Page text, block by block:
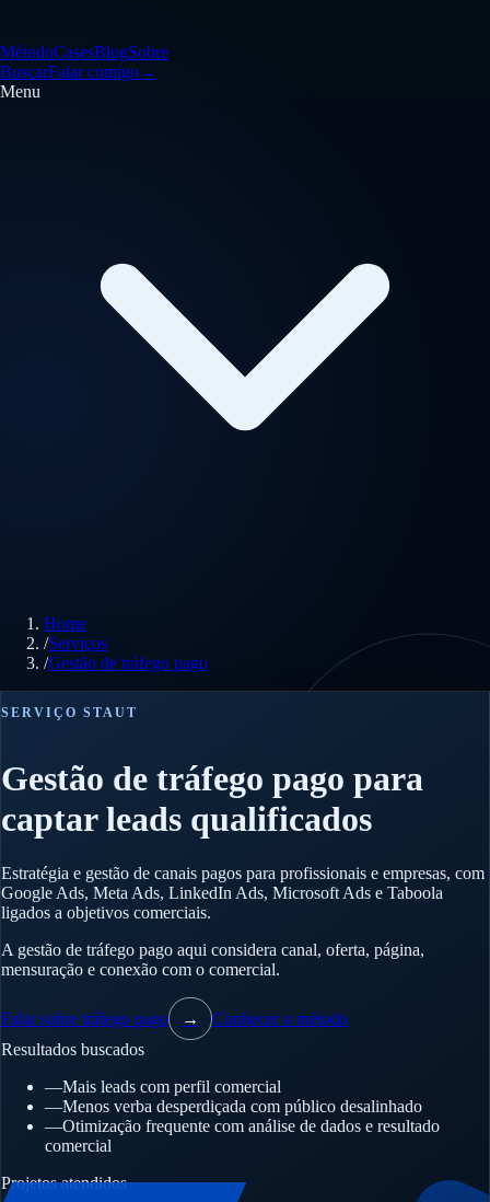
MétodoCasesBlogSobre
BuscarFalar comigo→
Menu
Home
/Serviços
/Gestão de tráfego pago
SERVIÇO STAUT
Gestão de tráfego pago para
captar leads qualificados
Estratégia e gestão de canais pagos para profissionais e empresas, com
Google Ads, Meta Ads, LinkedIn Ads, Microsoft Ads e Taboola
ligados a objetivos comerciais.
A gestão de tráfego pago aqui considera canal, oferta, página,
mensuração e conexão com o comercial.
Falar sobre tráfego pago →
Conhecer o método
Resultados buscados
—Mais leads com perfil comercial
—Menos verba desperdiçada com público desalinhado
—Otimização frequente com análise de dados e resultado
comercial
Projetos atendidos